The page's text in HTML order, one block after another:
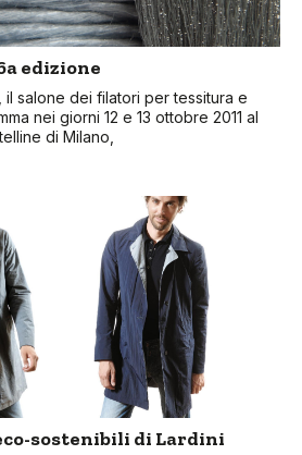
edizione
il salone dei filatori per tessitura e
nei giorni 12 e 13 ottobre 2011 al
di Milano,
sostenibili di Lardini